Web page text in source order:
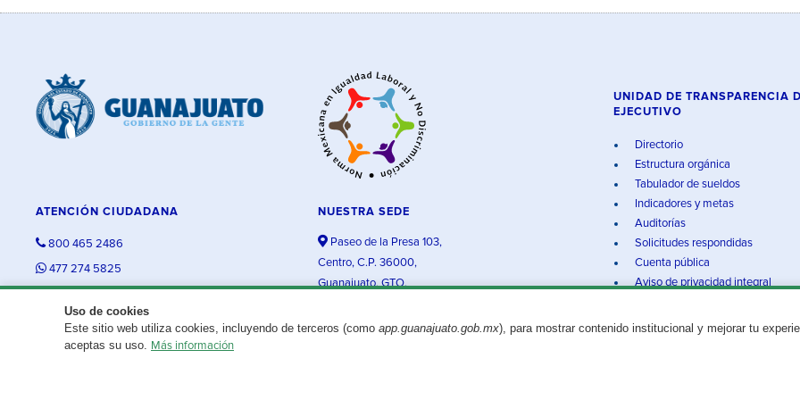
Uso de cookies
Este sitio web utiliza cookies, incluyendo de terceros (como app.guanajuato.gob.mx), para mostrar contenido institucional y mejorar tu
aceptas su uso. Más información
ATENCIÓN CIUDADANA
800 465 2486
477 274 5825
NUESTRA SEDE
Paseo de la Presa 103,
Centro, C.P. 36000,
Guanajuato, GTO.
UNIDAD DE TRANSPARENCIA
EJECUTIVO
Directorio
Estructura orgánica
Tabulador de sueldos
Indicadores y metas
Auditorías
Solicitudes respondidas
Cuenta pública
Aviso de privacidad integral
¿Existe algún problema con esta página?Repórtalo aquí. Aviso legal© 2025 Gobierno del Estado de Guanajuato